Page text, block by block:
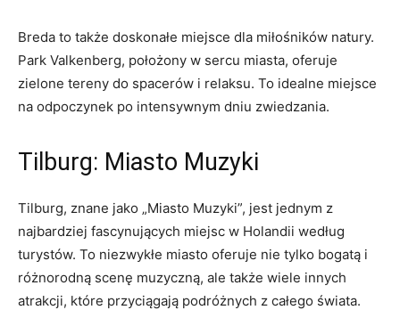
Breda to także doskonałe miejsce dla miłośników⁣ natury.
Park Valkenberg, położony w sercu miasta, oferuje
zielone tereny do ⁣spacerów i relaksu. To idealne miejsce
na odpoczynek po intensywnym dniu zwiedzania.
Tilburg: Miasto ⁤Muzyki
Tilburg, znane‍ jako⁢ „Miasto‌ Muzyki”, jest​ jednym z
najbardziej fascynujących miejsc w Holandii‍ według
‍turystów. To niezwykłe miasto ⁤oferuje nie tylko bogatą i‍
różnorodną scenę muzyczną, ⁤ale ‌także wiele innych
‍atrakcji, które przyciągają podróżnych z całego świata.